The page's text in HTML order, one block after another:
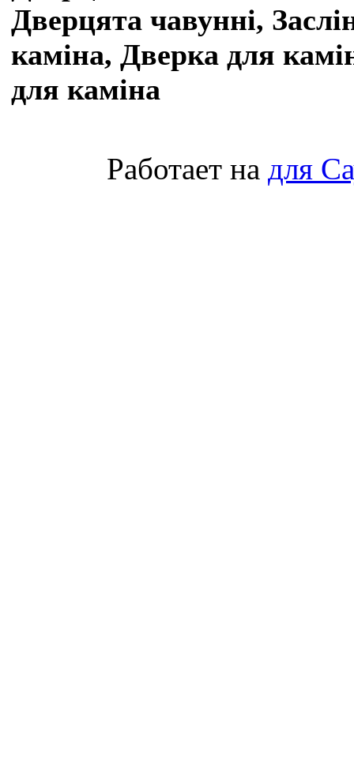
Дверцята чавунні,
каміна, Дверка для
для каміна
Работает на для